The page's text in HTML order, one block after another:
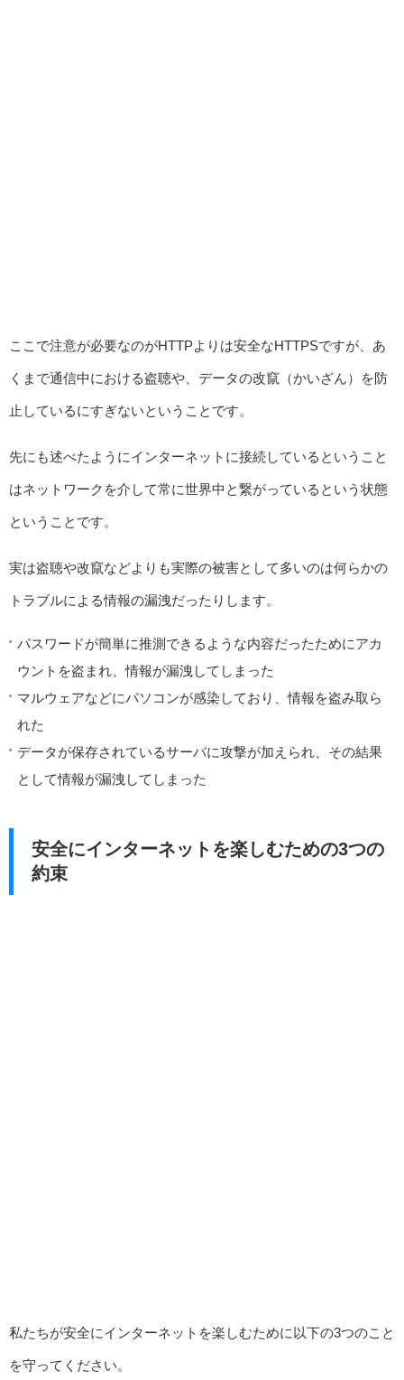
ここで注意が必要なのがHTTPよりは安全なHTTPSですが、あ
くまで通信中における盗聴や、データの改竄（かいざん）を防
止しているにすぎないということです。
先にも述べたようにインターネットに接続しているということ
はネットワークを介して常に世界中と繋がっているという状態
ということです。
実は盗聴や改竄などよりも実際の被害として多いのは何らかの
トラブルによる情報の漏洩だったりします。
パスワードが簡単に推測できるような内容だったためにアカ
ウントを盗まれ、情報が漏洩してしまった
マルウェアなどにパソコンが感染しており、情報を盗み取ら
れた
データが保存されているサーバに攻撃が加えられ、その結果
として情報が漏洩してしまった
安全にインターネットを楽しむための3つの
約束
私たちが安全にインターネットを楽しむために以下の3つのこと
を守ってください。